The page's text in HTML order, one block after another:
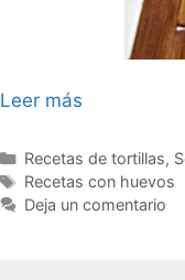
Leer más
Categorías
Recetas de tortillas,
Etiquetas
Recetas con huevos
Deja un comentario